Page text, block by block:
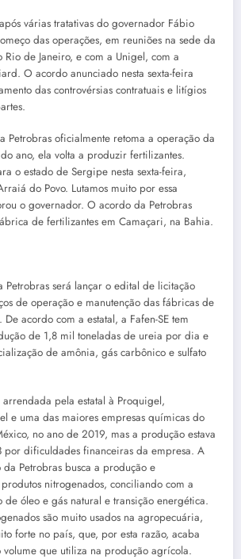
várias tratativas do governador Fábio
das operações, em reuniões na sede da
Rio de Janeiro, e com a Unigel, com a
O acordo anunciado nesta sexta-feira
das controvérsias contratuais e litígios
Petrobras oficialmente retoma a operação da
ano, ela volta a produzir fertilizantes.
o estado de Sergipe nesta sexta-feira,
do Povo. Lutamos muito por essa
o governador. O acordo da Petrobras
de fertilizantes em Camaçari, na Bahia.
Petrobras será lançar o edital de licitação
de operação e manutenção das fábricas de
acordo com a estatal, a Fafen-SE tem
de 1,8 mil toneladas de ureia por dia e
de amônia, gás carbônico e sulfato
pela estatal à Proquigel,
e uma das maiores empresas químicas do
no ano de 2019, mas a produção estava
dificuldades financeiras da empresa. A
Petrobras busca a produção e
nitrogenados, conciliando com a
óleo e gás natural e transição energética.
são muito usados na agropecuária,
forte no país, que, por esta razão, acaba
que utiliza na produção agrícola.